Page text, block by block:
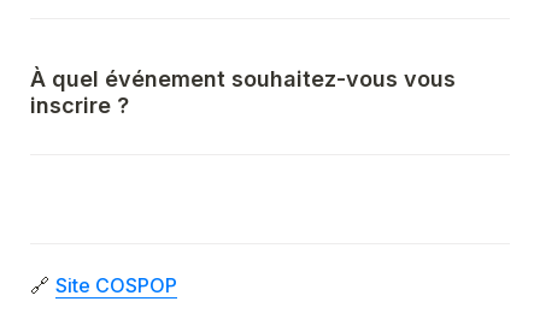
À quel événement souhaitez-vous vous
inscrire ?
🔗 Site COSPOP